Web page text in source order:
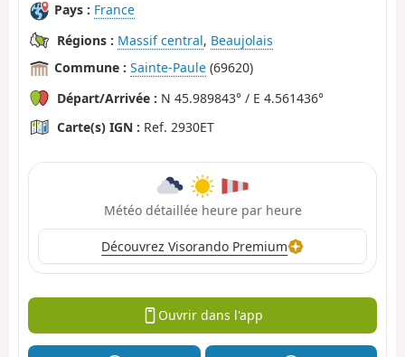
Pays : France
Régions : Massif central, Beaujolais
Commune : Sainte-Paule (69620)
Départ/Arrivée : N 45.989843° / E 4.561436°
Carte(s) IGN : Ref. 2930ET
Météo détaillée heure par heure
Découvrez Visorando Premium
Ouvrir dans l'app